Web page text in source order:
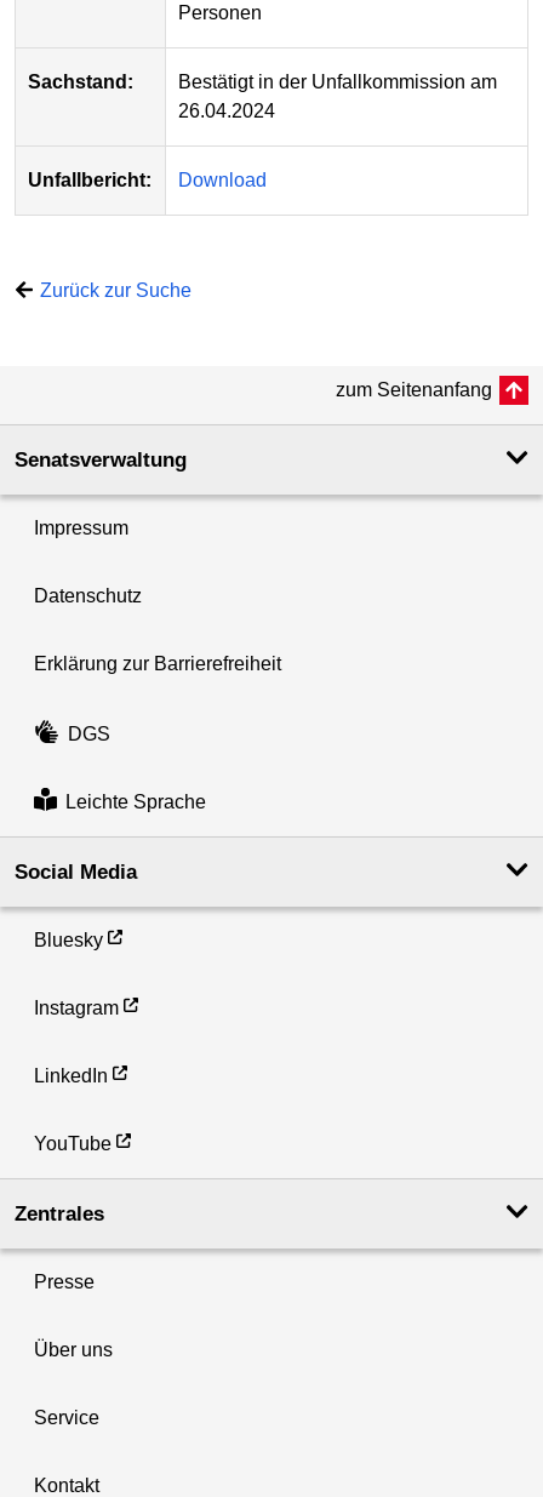
Personen
Sachstand:
Bestätigt in der Unfall­kommission am
26.04.2024
Unfallbericht: Download
Zurück zur Suche
zum Seitenanfang
Senatsverwaltung
Impressum
Datenschutz
Erklärung zur Barrierefreiheit
DGS
Leichte Sprache
Social Media
Bluesky
Instagram
LinkedIn
YouTube
Zentrales
Presse
Über uns
Service
Kontakt